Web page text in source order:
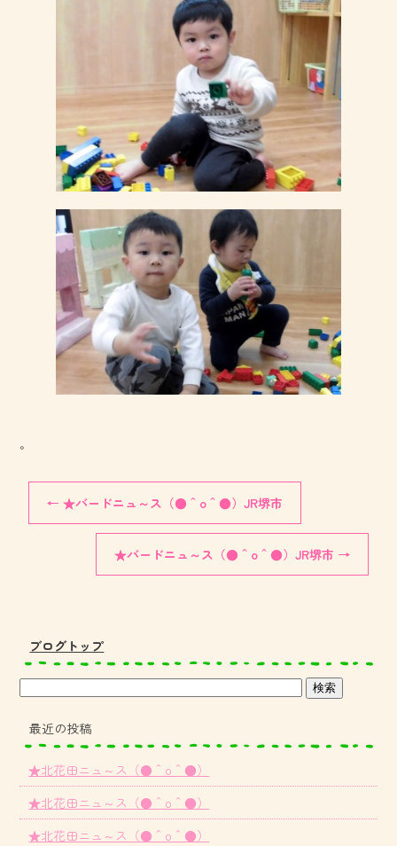
。
← ★バードニュ～ス（●＾o＾●）JR堺市
★バードニュ～ス（●＾o＾●）JR堺市 →
ブログトップ
最近の投稿
★北花田ニュ～ス（●＾o＾●）
★北花田ニュ～ス（●＾o＾●）
★北花田ニュ～ス（●＾o＾●）